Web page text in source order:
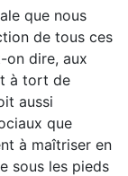
que nous
de tous ces
on dire, aux
à tort de
aussi
que
à maîtriser en
sous les pieds